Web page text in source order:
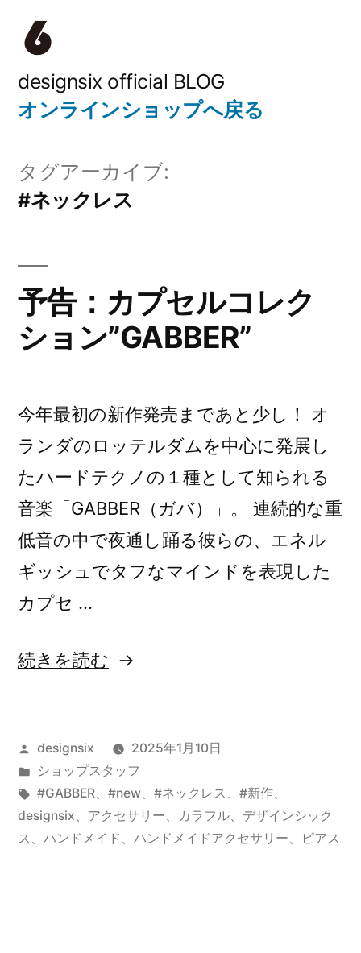
designsix official BLOG
オンラインショップへ戻る
タグアーカイブ:
#ネックレス
予告：カプセルコレク
ション”GABBER”
今年最初の新作発売まであと少し！ オ
ランダのロッテルダムを中心に発展し
たハードテクノの１種として知られる
音楽「GABBER（ガバ）」。 連続的な重
低音の中で夜通し踊る彼らの、エネル
ギッシュでタフなマインドを表現した
カプセ …
“予
プ
セ
ル
コ
続きを読む
投
稿
者:
designsix
2025年1月10日
カ
テ
ゴ
リ
ショップスタッフ
タ
グ:
#GABBER、 #new、 #ネックレス 、 #新作、
designsix、 アクセサリー、 カラフル、 デザインシック
ス 、 ハンドメイド 、 ハンドメイドアクセサリー、 ピアス